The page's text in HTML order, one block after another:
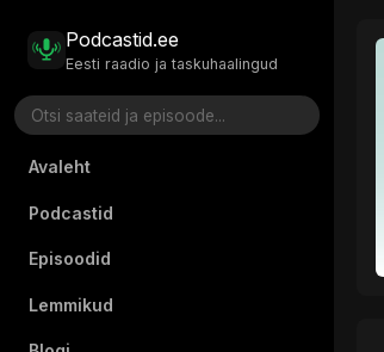
Podcastid.ee
Eesti raadio ja taskuhaalingud
Avaleht
Podcastid
Episoodid
Lemmikud